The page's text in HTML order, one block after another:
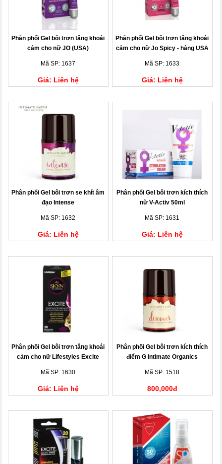
Phân phối Gel bôi trơn tăng khoái
cảm cho nữ JO (USA)
Mã SP: 1637
Giá: Liên hệ
Phân phối Gel bôi trơn tăng khoái
cảm cho nữ Jo Spicy - hàng USA
Mã SP: 1633
Giá: Liên hệ
Phân phối Gel bôi trơn se khít âm
đạo Intense
Mã SP: 1632
Giá: Liên hệ
Phân phối Gel bôi trơn kích thích
nữ V-Activ 50ml
Mã SP: 1631
Giá: Liên hệ
Phân phối Gel bôi trơn tăng khoái
cảm cho nữ Lifestyles Excite
Mã SP: 1630
Giá: Liên hệ
Phân phối Gel bôi trơn kích thích
điểm G Intimate Organics
Mã SP: 1518
800,000đ